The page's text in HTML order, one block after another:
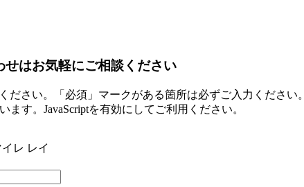
はお気軽にご相談ください
ださい。「必須」マークがある箇所は必ずご入力ください。
ます。JavaScriptを有効にしてご利用ください。
レ レイ